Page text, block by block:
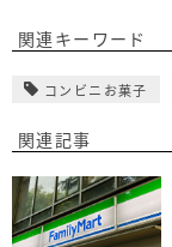
関連キーワード
コンビニお菓子
関連記事